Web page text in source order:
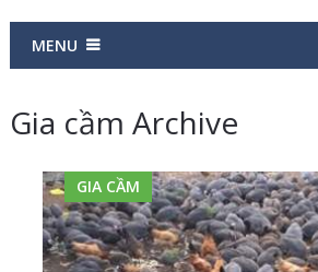
MENU
Gia cầm Archive
GIA CẦM